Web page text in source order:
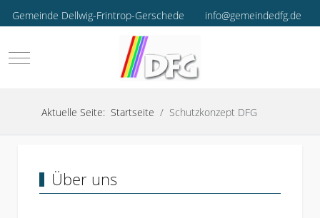
Gemeinde Dellwig-Frintrop-Gerschede info@gemeindedfg.de
Mobile Menu Toggle
Aktuelle Seite: Startseite Schutzkonzept DFG
Über uns